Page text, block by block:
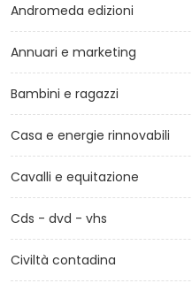
Andromeda edizioni
Annuari e marketing
Bambini e ragazzi
Casa e energie rinnovabili
Cavalli e equitazione
Cds - dvd - vhs
Civiltà contadina